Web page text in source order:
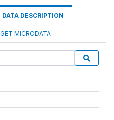
DATA DESCRIPTION
GET MICRODATA